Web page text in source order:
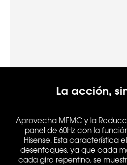
La acción,
Aprovecha MEMC y la
panel de 60Hz con la
Hisense. Esta característica
desenfoques, ya que cada
cada giro repentino, se